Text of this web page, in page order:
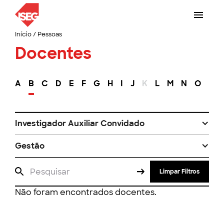
Início/ Pessoas
Docentes
A B C D E F G H I J K L M N O
Investigador Auxiliar Convidado
Gestão
Limpar Filtros
Não foram encontrados docentes.